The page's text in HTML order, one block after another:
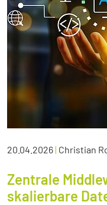
20.04.2026| Christian
Zentrale
skalierbare